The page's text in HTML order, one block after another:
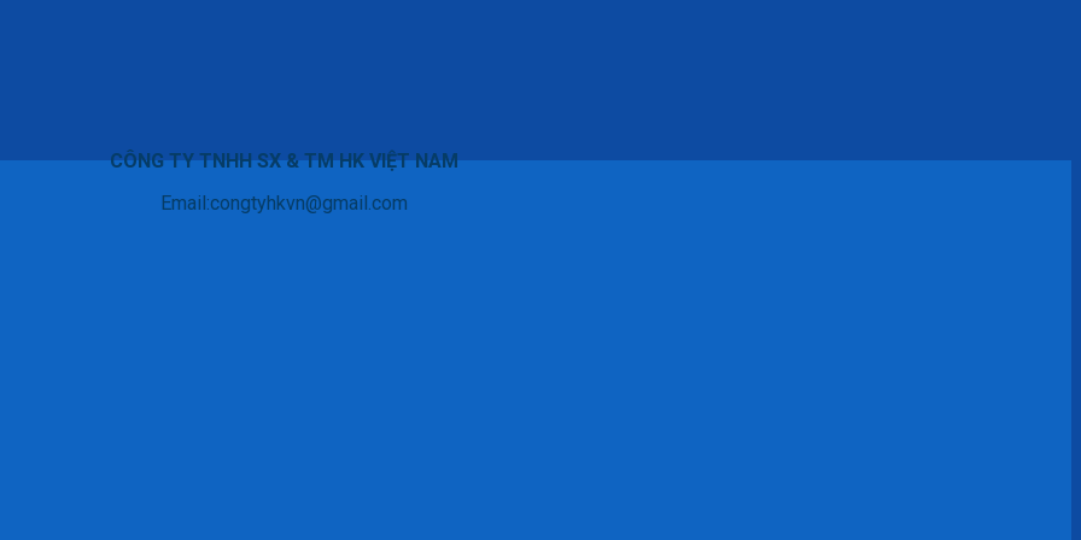
CÔNG TY TNHH SX & TM HK VIỆT NAM
Email:congtyhkvn@gmail.com